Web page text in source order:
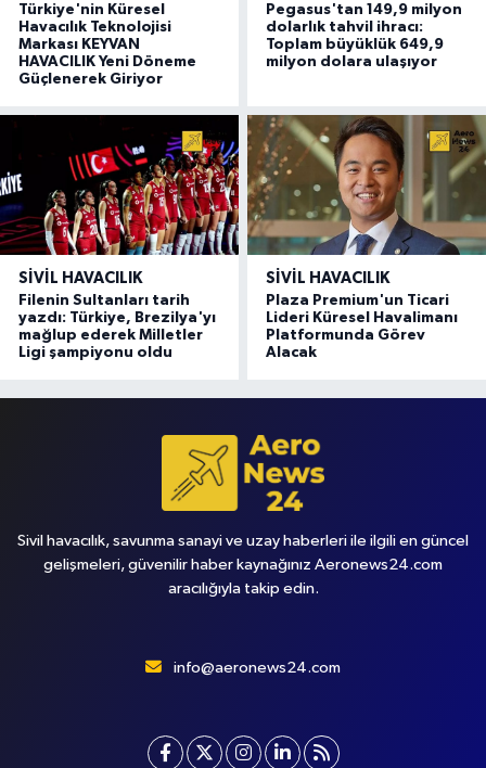
Türkiye'nin Küresel
Havacılık Teknolojisi
Markası KEYVAN
HAVACILIK Yeni Döneme
Güçlenerek Giriyor
Pegasus'tan 149,9 milyon
dolarlık tahvil ihracı:
Toplam büyüklük 649,9
milyon dolara ulaşıyor
SIVIL HAVACILIK
Filenin Sultanları tarih
yazdı: Türkiye, Brezilya'yı
mağlup ederek Milletler
Ligi şampiyonu oldu
SIVIL HAVACILIK
Plaza Premium'un Ticari
Lideri Küresel Havalimanı
Platformunda Görev
Alacak
Sivil havacılık, savunma sanayi ve uzay haberleri ile ilgili en güncel
gelişmeleri, güvenilir haber kaynağınız Aeronews24.com
aracılığıyla takip edin.
info@aeronews24.com